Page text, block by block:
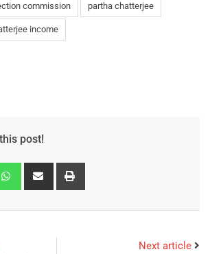
commission partha chatterjee
income
post!
Next article